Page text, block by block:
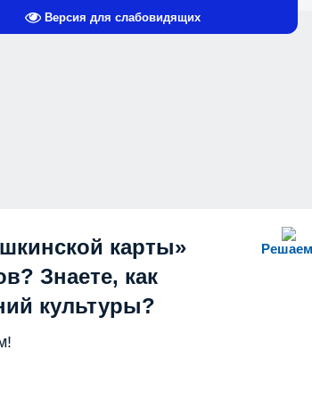
Версия для слабовидящих
карты»
Знаете, как
культуры?